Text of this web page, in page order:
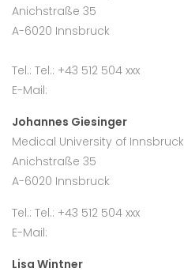
Anichstraße 35
A-6020 Innsbruck
Tel.: Tel.: +43 512 504 xxx
E-Mail:
Johannes Giesinger
Medical University of Innsbruck
Anichstraße 35
A-6020 Innsbruck
Tel.: Tel.: +43 512 504 xxx
E-Mail:
Lisa Wintner